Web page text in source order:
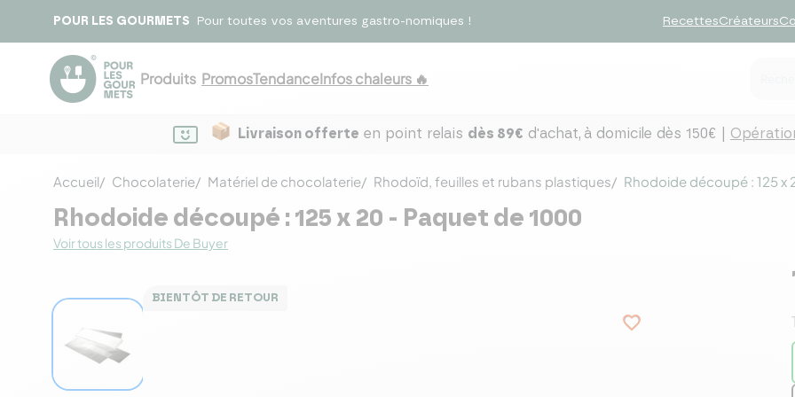
POUR LES GOURMETS Pour toutes vos aventures gastro-nomiques ! RecettesCréateurs
Produits PromosTendanceInfos chaleurs 🔥
Livraison offerte en point relais dès 89€ d'achat, à domicile dès 150€ |
Accueil Chocolaterie Matériel de chocolaterie Rhodoïd, feuilles et rubans plastiques Rhodoide découpé : 125
Rhodoide découpé : 125 x 20 - Paquet de 1000
Voir tous les produits De Buyer
favorite_border
BIENTÔT DE RETOUR